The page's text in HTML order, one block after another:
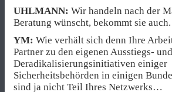
UHLMANN: Wir handeln nach der
Beratung wünscht, bekommt sie auch.
YM: Wie verhält sich denn Ihre
Partner zu den eigenen Ausstiegs- und
Deradikalisierungsinitiativen einiger
Sicherheitsbehörden in einigen
sind ja nicht Teil Ihres Netzwerks…